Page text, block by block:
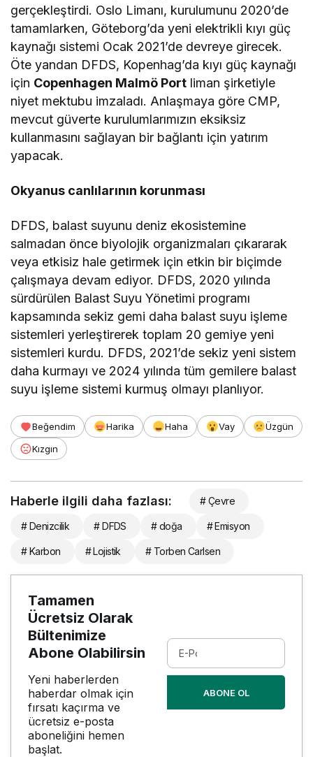
gerçekleştirdi. Oslo Limanı, kurulumunu 2020’de
tamamlarken, Göteborg’da yeni elektrikli kıyı güç
kaynağı sistemi Ocak 2021’de devreye girecek.
Öte yandan DFDS, Kopenhag’da kıyı güç kaynağı
için Copenhagen Malmö Port liman şirketiyle
niyet mektubu imzaladı. Anlaşmaya göre CMP,
mevcut güverte kurulumlarımızın eksiksiz
kullanmasını sağlayan bir bağlantı için yatırım
yapacak.
Okyanus canlılarının korunması
DFDS, balast suyunu deniz ekosistemine
salmadan önce biyolojik organizmaları çıkararak
veya etkisiz hale getirmek için etkin bir biçimde
çalışmaya devam ediyor. DFDS, 2020 yılında
sürdürülen Balast Suyu Yönetimi programı
kapsamında sekiz gemi daha balast suyu işleme
sistemleri yerleştirerek toplam 20 gemiye yeni
sistemleri kurdu. DFDS, 2021’de sekiz yeni sistem
daha kurmayı ve 2024 yılında tüm gemilere balast
suyu işleme sistemi kurmuş olmayı planlıyor.
Beğendim Harika Haha Vay
Üzgün
Kızgın
Haberle ilgili daha fazlası: # Çevre
# Denizcilik # DFDS # doğa # Emisyon
# Karbon # Lojistik # Torben Carlsen
Tamamen
Ücretsiz Olarak
Bültenimize
Abone Olabilirsin
Yeni haberlerden
haberdar olmak için
fırsatı kaçırma ve
ücretsiz e-posta
aboneliğini hemen
başlat.
ABONE OL